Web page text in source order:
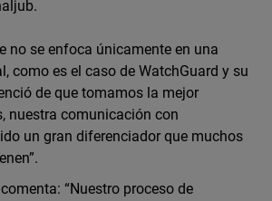
no se enfoca únicamente en una
como es el caso de WatchGuard y su
de que tomamos la mejor
nuestra comunicación con
un gran diferenciador que muchos
“Nuestro proceso de